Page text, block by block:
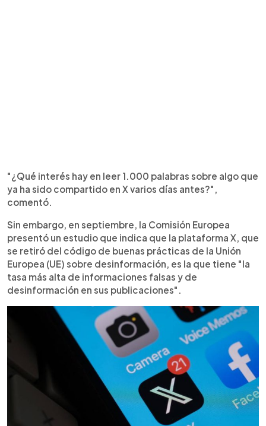
"¿Qué interés hay en leer 1.000 palabras sobre algo que
ya ha sido compartido en X varios días antes?",
comentó.
Sin embargo, en septiembre, la Comisión Europea
presentó un estudio que indica que la plataforma X, que
se retiró del código de buenas prácticas de la Unión
Europea (UE) sobre desinformación, es la que tiene "la
tasa más alta de informaciones falsas y de
desinformación en sus publicaciones".